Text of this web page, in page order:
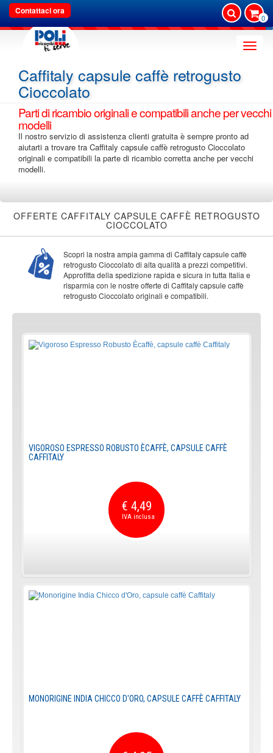
Contattaci ora
0
Toggle
Caffitaly capsule caffè retrogusto
Cioccolato
Parti di ricambio originali e compatibili anche per vecchi
modelli
Il nostro servizio di assistenza clienti gratuita è sempre pronto ad
aiutarti a trovare tra Caffitaly capsule caffè retrogusto Cioccolato
originali e compatibili la parte di ricambio corretta anche per vecchi
modelli.
OFFERTE CAFFITALY CAPSULE CAFFÈ RETROGUSTO
CIOCCOLATO
Scopri la nostra ampia gamma di Caffitaly capsule caffè
retrogusto Cioccolato di alta qualità a prezzi competitivi.
Approfitta della spedizione rapida e sicura in tutta Italia e
risparmia con le nostre offerte di Caffitaly capsule caffè
retrogusto Cioccolato originali e compatibili.
VIGOROSO ESPRESSO ROBUSTO ÈCAFFÈ, CAPSULE CAFFÈ
CAFFITALY
€ 4,49
MONORIGINE INDIA CHICCO D'ORO, CAPSULE CAFFÈ CAFFITALY